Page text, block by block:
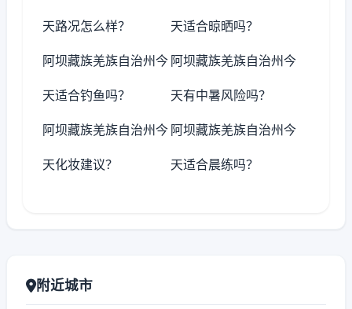
天路况怎么样？ 天适合晾晒吗？
阿坝藏族羌族自治州今
天适合钓鱼吗？
阿坝藏族羌族自治州今
天有中暑风险吗？
阿坝藏族羌族自治州今
天化妆建议？
阿坝藏族羌族自治州今
天适合晨练吗？
附近城市